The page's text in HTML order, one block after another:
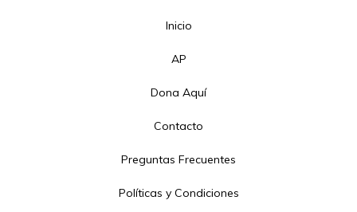
Inicio
AP
Dona Aquí
Contacto
Preguntas Frecuentes
Políticas y Condiciones